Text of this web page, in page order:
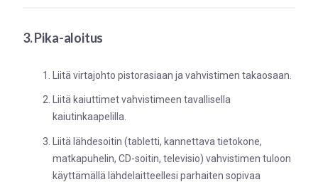
3. Pika-aloitus
Liitä virtajohto pistorasiaan ja vahvistimen takaosaan.
Liitä kaiuttimet vahvistimeen tavallisella
kaiutinkaapelilla.
Liitä lähdesoitin (tabletti, kannettava tietokone,
matkapuhelin, CD-soitin, televisio) vahvistimen tuloon
käyttämällä lähdelaitteellesi parhaiten sopivaa